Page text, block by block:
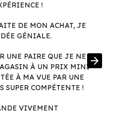
!
DE MON ACHAT, JE
GÉNIALE.
UNE PAIRE QUE JE NE
À UN PRIX MINI
À MA VUE PAR UNE
SUPER COMPÉTENTE !
VIVEMENT
arrow_forward